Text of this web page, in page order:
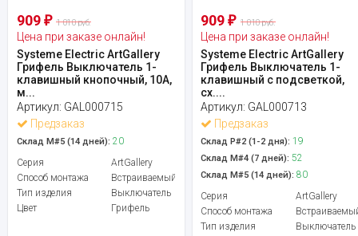
909 ₽ 1 010 руб.
Цена при заказе онлайн!
Systeme Electric ArtGallery
Грифель Выключатель 1-
клавишный кнопочный, 10А,
м...
Артикул: GAL000715
Предзаказ
Склад М#5 (14 дней): 20
Серия
ArtGallery
Способ монтажа
Встраиваемый
Тип изделия
Выключатель
Цвет
Грифель
909₽ 1 010 руб.
Цена при заказе онлайн!
Systeme Electric ArtGallery
Грифель Выключатель 1-
клавишный с подсветкой,
сх....
Артикул: GAL000713
Предзаказ
Склад Р#2 (1-2 дня): 19
Склад М#4 (7 дней): 52
Склад М#5 (14 дней): 80
Серия
ArtGallery
Способ монтажа
Тип изделия
Выключатель